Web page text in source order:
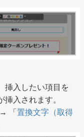
挿入したい項目を
挿入されます。
「 置換文字（取得